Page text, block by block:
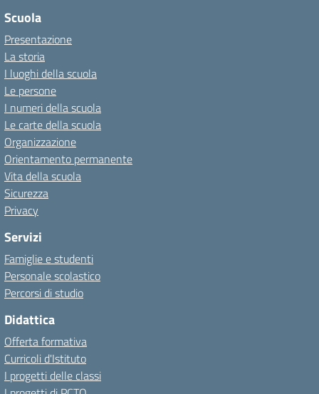
Scuola
Presentazione
La storia
I luoghi della scuola
Le persone
I numeri della scuola
Le carte della scuola
Organizzazione
Orientamento permanente
Vita della scuola
Sicurezza
Privacy
Servizi
Famiglie e studenti
Personale scolastico
Percorsi di studio
Didattica
Offerta formativa
Curricoli d'Istituto
I progetti delle classi